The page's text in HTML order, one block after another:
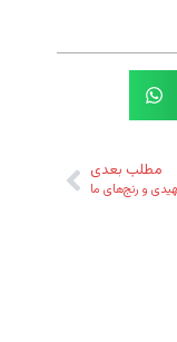
مطلب بعدی
و رنج‌های ما